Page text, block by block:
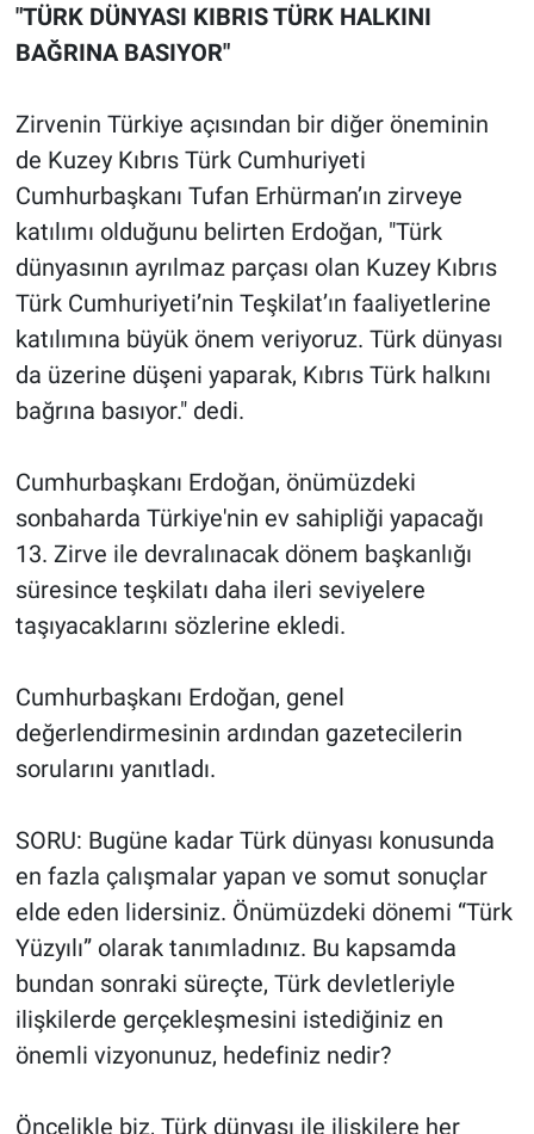
"TÜRK DÜNYASI KIBRIS TÜRK HALKINI
BAĞRINA BASIYOR"
Zirvenin Türkiye açısından bir diğer öneminin
de Kuzey Kıbrıs Türk Cumhuriyeti
Cumhurbaşkanı Tufan Erhürman’ın zirveye
katılımı olduğunu belirten Erdoğan, "Türk
dünyasının ayrılmaz parçası olan Kuzey Kıbrıs
Türk Cumhuriyeti’nin Teşkilat’ın faaliyetlerine
katılımına büyük önem veriyoruz. Türk dünyası
da üzerine düşeni yaparak, Kıbrıs Türk halkını
bağrına basıyor." dedi.
Cumhurbaşkanı Erdoğan, önümüzdeki
sonbaharda Türkiye'nin ev sahipliği yapacağı
13. Zirve ile devralınacak dönem başkanlığı
süresince teşkilatı daha ileri seviyelere
taşıyacaklarını sözlerine ekledi.
Cumhurbaşkanı Erdoğan, genel
değerlendirmesinin ardından gazetecilerin
sorularını yanıtladı.
SORU: Bugüne kadar Türk dünyası konusunda
en fazla çalışmalar yapan ve somut sonuçlar
elde eden lidersiniz. Önümüzdeki dönemi “Türk
Yüzyılı” olarak tanımladınız. Bu kapsamda
bundan sonraki süreçte, Türk devletleriyle
ilişkilerde gerçekleşmesini istediğiniz en
önemli vizyonunuz, hedefiniz nedir?
Öncelikle biz, Türk dünyası ile ilişkilere her